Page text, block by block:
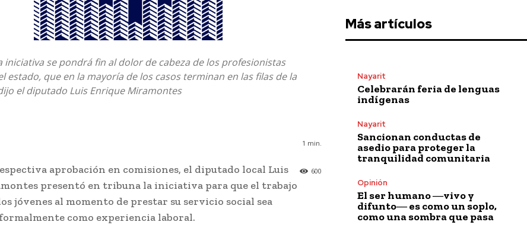
iniciativa se pondrá fin al dolor de cabeza de los profesionistas
estado, que en la mayoría de los casos terminan en las filas de la
el diputado Luis Enrique Miramontes
1 min.
600
aprobación en comisiones, el diputado local Luis
presentó en tribuna la iniciativa para que el trabajo
jóvenes al momento de prestar su servicio social sea
como experiencia laboral.
Más artículos
Nayarit
Celebrarán feria de lenguas
indígenas
Nayarit
Sancionan conductas de
asedio para proteger la
tranquilidad comunitaria
Opinión
El ser humano ―vivo y
difunto― es como un soplo,
como una sombra que pasa